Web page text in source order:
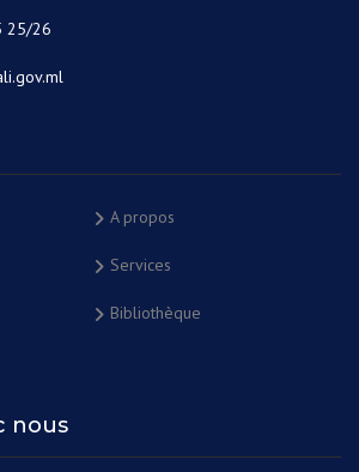
25/26
A propos
Services
Bibliothèque
nous